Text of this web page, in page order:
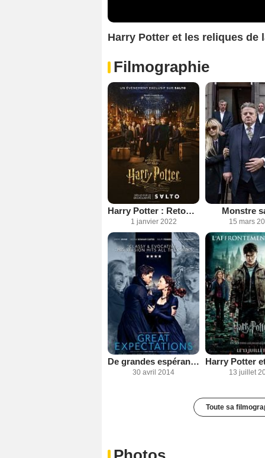
Harry Potter et les reliques de
Filmographie
Harry Potter : Retour à Poudlard
1 janvier 2022
Monstre
15 mars
De grandes espérances
30 avril 2014 13 juillet
Toute sa